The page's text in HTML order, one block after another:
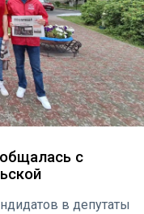
с
в депутаты